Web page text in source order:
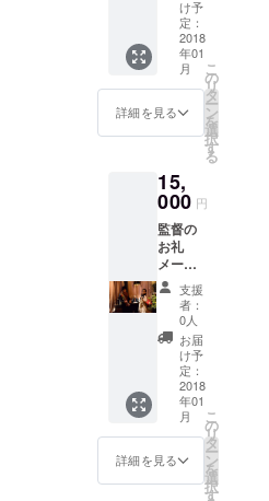
ン エン
ドロー
ルクレ
ジット
監督の
作詞作
曲2曲入
りCD 奇
リスマ
ス DVD
プレゼ
ント(簡
易パッ
ケージ)
け予
定：
2018
年01
月
詳細を見る
こ
の
リ
タ
ー
ン
を
選
択
す
る
15,
000 円
監督の
お礼
メール
監督、
好きな
主演女
優俳優
のサイ
ン エン
ドロー
ルクレ
ジット
監督の2
曲入り
CDプレ
ゼント
支援
者：
0人
お届
け予
定：
2018
年01
月
詳細を見る
こ
の
リ
タ
ー
ン
を
選
択
す